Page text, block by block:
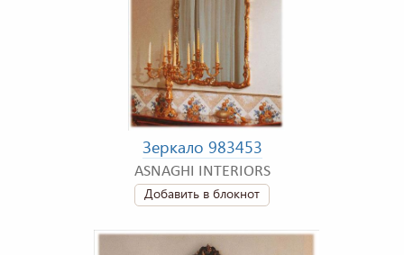
Зеркало 983453
ASNAGHI INTERIORS
Добавить в блокнот